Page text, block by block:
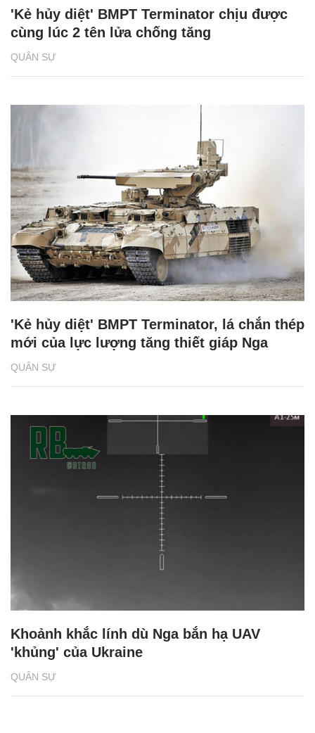
QUÂN SỰ
'Kẻ hủy diệt' BMPT Terminator chịu được
cùng lúc 2 tên lửa chống tăng
QUÂN SỰ
'Kẻ hủy diệt' BMPT Terminator, lá chắn thép
mới của lực lượng tăng thiết giáp Nga
QUÂN SỰ
Khoảnh khắc lính dù Nga bắn hạ UAV
'khủng' của Ukraine